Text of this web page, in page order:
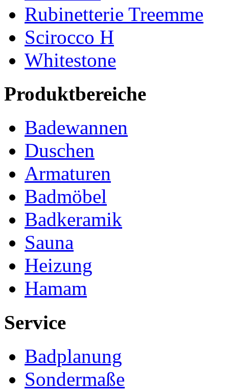
Rubinetterie Treemme
Scirocco H
Whitestone
Produktbereiche
Badewannen
Duschen
Armaturen
Badmöbel
Badkeramik
Sauna
Heizung
Hamam
Service
Badplanung
Sondermaße